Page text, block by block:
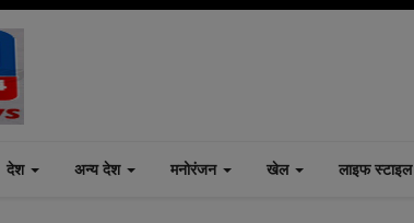
देश अन्य देश मनोरंजन खेल लाइफ स्टाइल